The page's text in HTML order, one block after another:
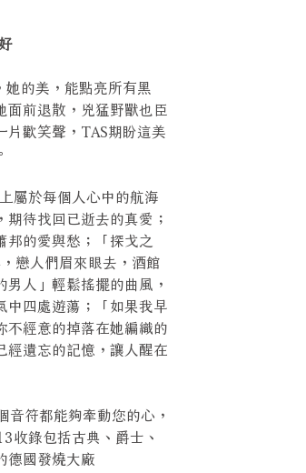
的美，能點亮所有黑
前退散，兇猛野獸也臣
歡笑聲，TAS期盼這美
屬於每個人心中的航海
待找回已逝去的真愛；
的愛與愁；「探戈之
戀人們眉來眼去，酒館
人」輕鬆搖擺的曲風，
中四處遊蕩；「如果我早
不經意的掉落在她編織的
遺忘的記憶，讓人醒在
符都能夠牽動您的心，
收錄包括古典、爵士、
德國發燒大廠